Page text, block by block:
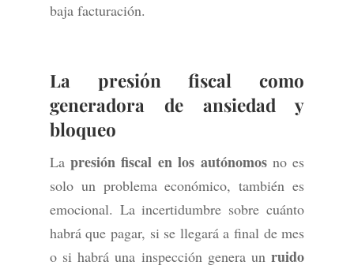
baja facturación.
La presión fiscal como
generadora de ansiedad y
bloqueo
Lapresión fiscal en los autónomosno es
solo un problema económico, también es
emocional. La incertidumbre sobre cuánto
habrá que pagar, si se llegará a final de mes
o si habrá una inspección genera unruido